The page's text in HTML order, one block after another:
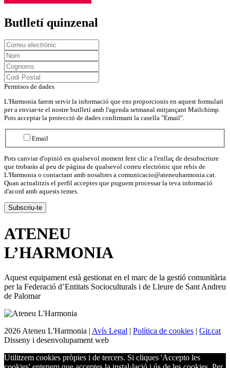
Butlletí quinzenal
Permisos de dades
L'Harmonia farem servir la informació que ens proporcionis en aquest formulari
per a enviar-te el nostre butlletí amb l'agenda setmanal mitjançant Mailchimp.
Pots acceptar la protecció de dades confirmant la casella "Email".
Email
Pots canviar d'opinió en qualsevol moment fent clic a l'enllaç de desubscriure
que trobaràs al peu de pàgina de qualsevol correu electrònic que rebis de
L'Harmonia o contactant amb nosaltres a comunicacio@ateneuharmonia.cat.
Quan actualitzis el perfil acceptes que puguem processar la teva informació
d'acord amb aquests temes.
ATENEU
L’HARMONIA
Aquest equipament està gestionat en el marc de la gestió comunitària
per la Federació d’Entitats Socioculturals i de Lleure de Sant Andreu
de Palomar
2026 Ateneu L'Harmonia | Avís Legal | Política de cookies | Gir.cat
Disseny i desenvolupament web
Utilitzem cookies pròpies i de tercers. Si cliques 'Accepto les